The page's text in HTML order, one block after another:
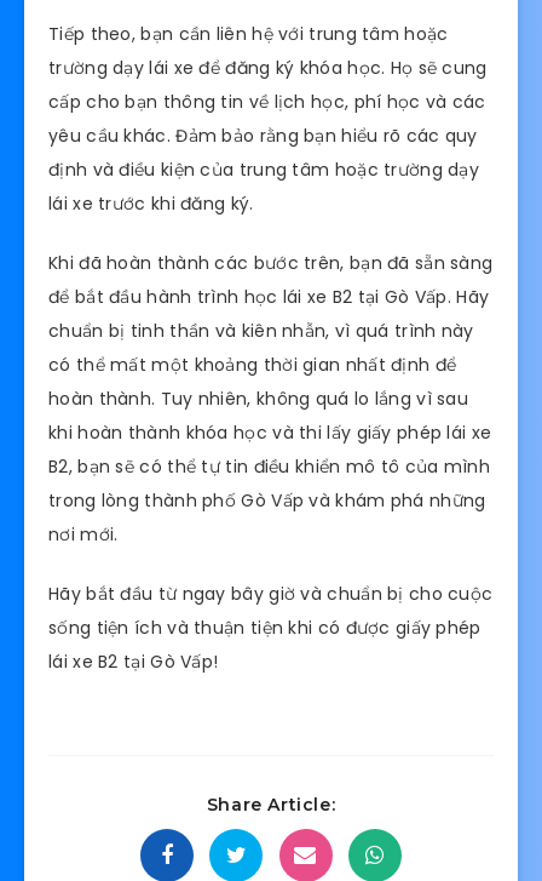
Tiếp theo, bạn cần liên hệ với trung tâm hoặc
trường dạy lái xe để đăng ký khóa học. Họ sẽ cung
cấp cho bạn thông tin về lịch học, phí học và các
yêu cầu khác. Đảm bảo rằng bạn hiểu rõ các quy
định và điều kiện của trung tâm hoặc trường dạy
lái xe trước khi đăng ký.
Khi đã hoàn thành các bước trên, bạn đã sẵn sàng
để bắt đầu hành trình học lái xe B2 tại Gò Vấp. Hãy
chuẩn bị tinh thần và kiên nhẫn, vì quá trình này
có thể mất một khoảng thời gian nhất định để
hoàn thành. Tuy nhiên, không quá lo lắng vì sau
khi hoàn thành khóa học và thi lấy giấy phép lái xe
B2, bạn sẽ có thể tự tin điều khiển mô tô của mình
trong lòng thành phố Gò Vấp và khám phá những
nơi mới.
Hãy bắt đầu từ ngay bây giờ và chuẩn bị cho cuộc
sống tiện ích và thuận tiện khi có được giấy phép
lái xe B2 tại Gò Vấp!
Share Article: